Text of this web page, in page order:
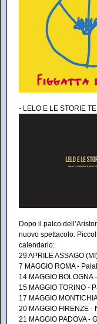
- LELO E LE STORIE
Dopo il palco
nuovo spettacolo:
calendario:
29 APRILE ASSAGO
7 MAGGIO ROMA -
14 MAGGIO BOLOGNA
15 MAGGIO TORINO -
17 MAGGIO
20 MAGGIO FIRENZE
21 MAGGIO PADOVA -